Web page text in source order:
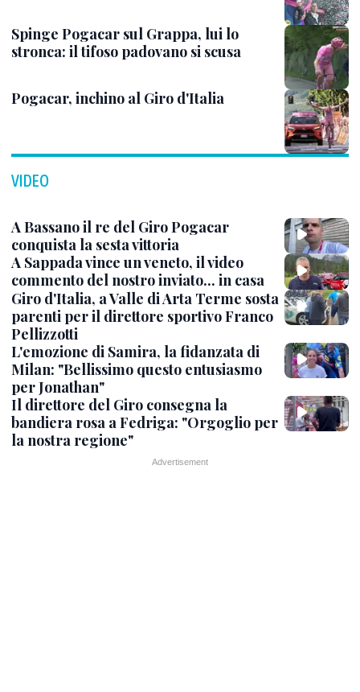
Spinge Pogacar sul Grappa, lui lo
stronca: il tifoso padovano si scusa
Pogacar, inchino al Giro d'Italia
VIDEO
A Bassano il re del Giro Pogacar
conquista la sesta vittoria
A Sappada vince un veneto, il video
commento del nostro inviato... in casa
Giro d'Italia, a Valle di Arta Terme sosta
parenti per il direttore sportivo Franco
Pellizzotti
L'emozione di Samira, la fidanzata di
Milan: "Bellissimo questo entusiasmo
per Jonathan"
Il direttore del Giro consegna la
bandiera rosa a Fedriga: "Orgoglio per
la nostra regione"